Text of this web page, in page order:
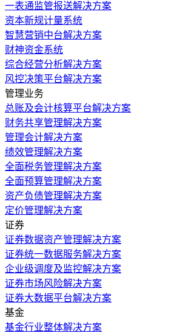
一表通监管报送解决方案
资本新规计量系统
智慧营销中台解决方案
财神资金系统
综合经营分析解决方案
风控决策平台解决方案
管理业务
总账及会计核算平台解决方案
财务共享管理解决方案
管理会计解决方案
绩效管理解决方案
全面税务管理解决方案
全面预算管理解决方案
资产负债管理解决方案
定价管理解决方案
证券
证券数据资产管理解决方案
证券统一数据服务解决方案
企业级调度及监控解决方案
证券市场风险解决方案
证券大数据平台解决方案
基金
基金行业整体解决方案